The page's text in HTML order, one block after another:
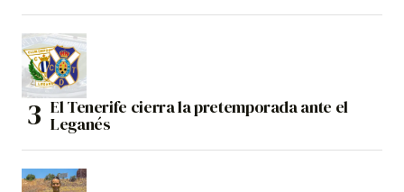
El Tenerife cierra la pretemporada ante el
Leganés